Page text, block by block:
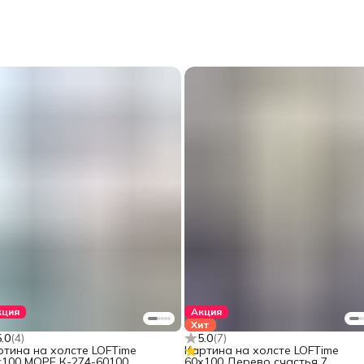
(4)
на холсте LOFTime
Акция
Хит
5.0(7)
Картина на холсте LOFTime